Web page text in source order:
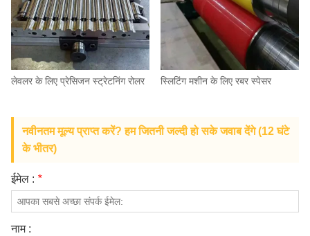
लेवलर के लिए प्रेसिजन स्ट्रेटनिंग रोलर स्लिटिंग मशीन के लिए रबर स्पेसर
नवीनतम मूल्य प्राप्त करें? हम जितनी जल्दी हो सके जवाब देंगे (12 घंटे
के भीतर)
ईमेल : *
नाम :